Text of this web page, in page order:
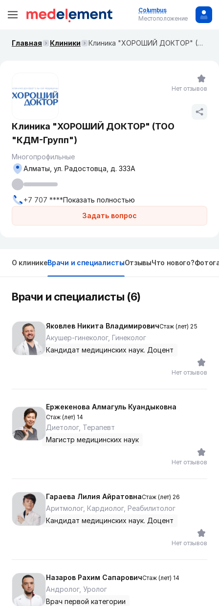
Columbus
Местоположение
Главная Клиники Клиника "ХОРОШИЙ ДОКТОР" (ТОО "КДМ-Групп")
Клиника "ХОРОШИЙ ДОКТОР" (ТОО
"КДМ-Групп")
Многопрофильные
Задать вопрос
Алматы, ул. Радостовца, д. 333А
+7 707 ****Показать полностью
Нет отзывов
О клиникеВрачи и специалистыОтзывыЧто нового?
Врачи и специалисты (6)
Яковлев Никита ВладимировичСтаж (лет) 25
Акушер-гинеколог, Гинеколог
Кандидат медицинских наук. Доцент
Нет отзывов
Ержекенова Алмагуль Куандыковна
Стаж (лет) 14
Диетолог, Терапевт
Магистр медицинских наук
Нет отзывов
Гараева Лилия АйратовнаСтаж (лет) 26
Аритмолог, Кардиолог, Реабилитолог
Кандидат медицинских наук. Доцент
Нет отзывов
Назаров Рахим СапаровичСтаж (лет) 14
Андролог, Уролог
Врач первой категории